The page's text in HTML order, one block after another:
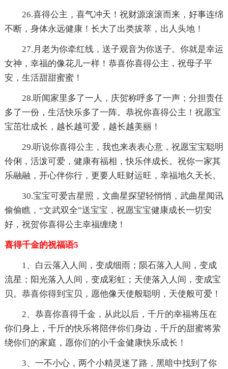
26.喜得公主，喜气冲天！祝财源滚滚而来，好事连绵
不断，身体永远健康！长大了出类拔萃，出人头地！
27.月老为你牵红线，送子观音为你送子。你就是幸运
女神，幸福的像花儿一样！恭喜你喜得公主，祝母子平
安，生活甜甜蜜蜜！
28.听闻家里多了一人，庆贺称呼多了一声；分担责任
多了一份，生活快乐多了一阵。恭祝你喜得公主！祝愿宝
宝茁壮成长，越长越可爱，越长越美丽！
29.听说你喜得公主，我也来表表心意，祝愿宝宝聪明
伶俐，活泼可爱，健康有福相，快乐伴成长。祝你一家其
乐融融，开心伴你行，更要人旺财运旺，幸福地久天长。
30.宝宝可爱吉星照，文曲星探望轻悄悄，武曲星闻讯
偷偷瞧，“文武双全”送宝宝，祝愿宝宝健康成长一切安
好，祝贺你喜得公主幸福缠绕！
喜得千金的祝福语5
1、白云落入人间，变成细雨；陨石落入人间，变成
流星；阳光落入人间，变成彩虹；天使落入人间，变成宝
贝。恭喜你得到宝贝，愿他像天使般聪明，天使般可爱！
2、恭喜你喜得千金，从此以后，千斤的幸福将压在
你们身上，千斤的快乐将陪伴你们身边，千斤的甜蜜将萦
绕你们的家庭，愿你们的小千金健康快乐成长！
3、一不小心，两个小精灵迷了路，黑暗中找到了你